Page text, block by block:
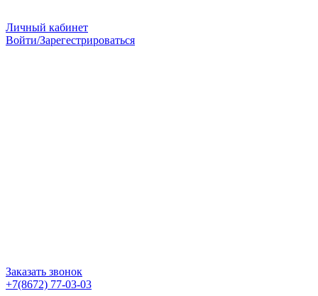
Личный кабинет
Войти/Зарегестрироваться
Заказать звонок
+7(8672) 77-03-03